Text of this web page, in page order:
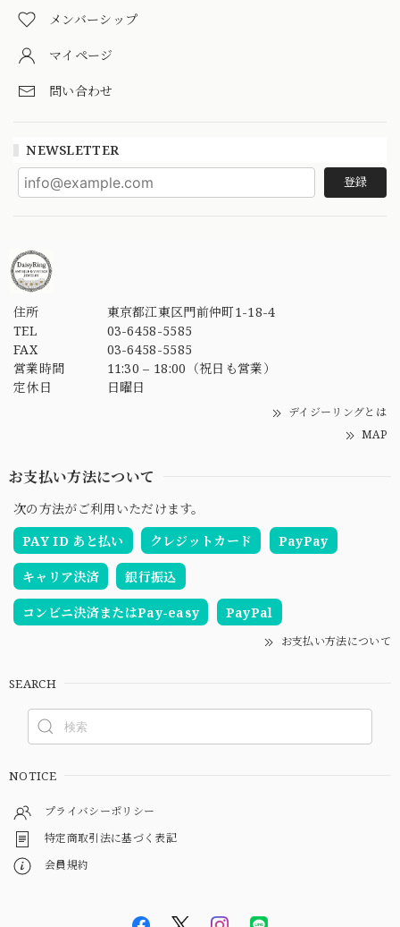
メンバーシップ
マイページ
問い合わせ
NEWSLETTER
登録
住所
東京都江東区門前仲町1-18-4
TEL
03-6458-5585
FAX
03-6458-5585
営業時間
11:30 – 18:00（祝日も営業）
定休日
日曜日
デイジーリングとは
MAP
お支払い方法について
次の方法がご利用いただけます。
PAY ID あと払い
クレジットカード PayPay
キャリア決済 銀行振込
コンビニ決済またはPay-easy PayPal
お支払い方法について
SEARCH
NOTICE
プライバシーポリシー
特定商取引法に基づく表記
会員規約